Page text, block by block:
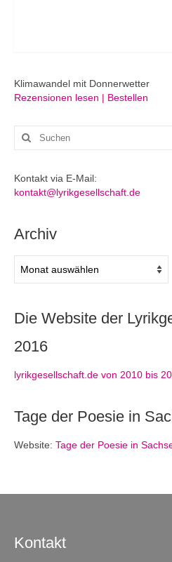
Klimawandel mit Donnerwetter
Rezensionen lesen | Bestellen
Suchen
nach:
Kontakt via E-Mail:
kontakt@lyrikgesellschaft.de
Archiv
Die Website der
2016
lyrikgesellschaft.de von 2010 bis
Tage der Poesie in
Website: Tage der Poesie in
Kontakt